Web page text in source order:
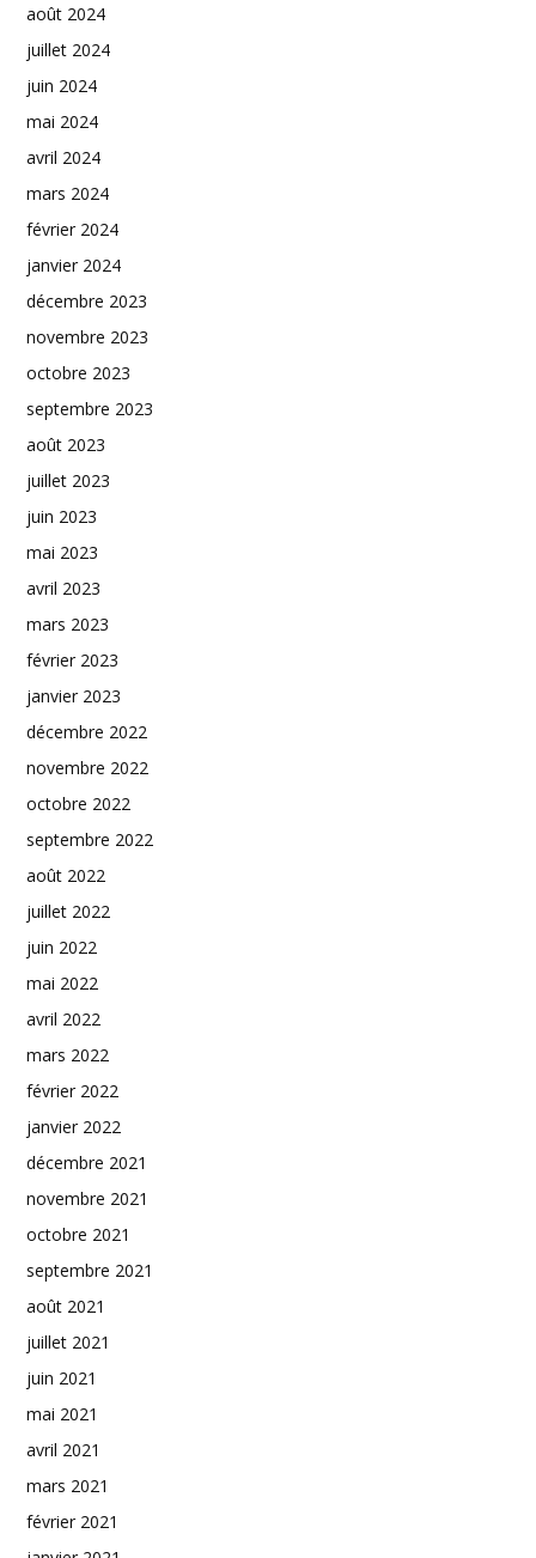
août 2024
juillet 2024
juin 2024
mai 2024
avril 2024
mars 2024
février 2024
janvier 2024
décembre 2023
novembre 2023
octobre 2023
septembre 2023
août 2023
juillet 2023
juin 2023
mai 2023
avril 2023
mars 2023
février 2023
janvier 2023
décembre 2022
novembre 2022
octobre 2022
septembre 2022
août 2022
juillet 2022
juin 2022
mai 2022
avril 2022
mars 2022
février 2022
janvier 2022
décembre 2021
novembre 2021
octobre 2021
septembre 2021
août 2021
juillet 2021
juin 2021
mai 2021
avril 2021
mars 2021
février 2021